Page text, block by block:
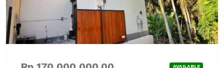
AVAILABLE